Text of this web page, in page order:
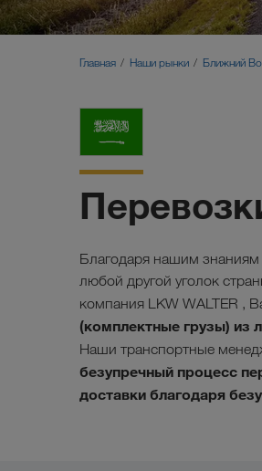
Главная Наши рынки Ближний
Благодаря нашим
любой другой уголок
компания LKW WALTER ,
(комплектные грузы) из
Наши транспортные
безупречный процесс
доставки благодаря